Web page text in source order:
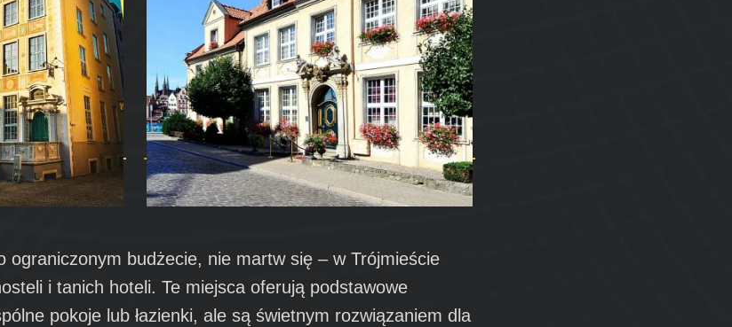
ograniczonym budżecie, nie martw się – w Trójmieście
i tanich hoteli. Te miejsca oferują podstawowe
pokoje lub łazienki, ale są świetnym rozwiązaniem dla